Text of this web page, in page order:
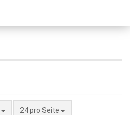
24 pro Seite